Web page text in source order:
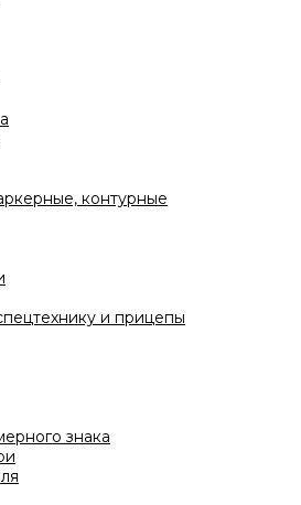
контурные
и прицепы
знака